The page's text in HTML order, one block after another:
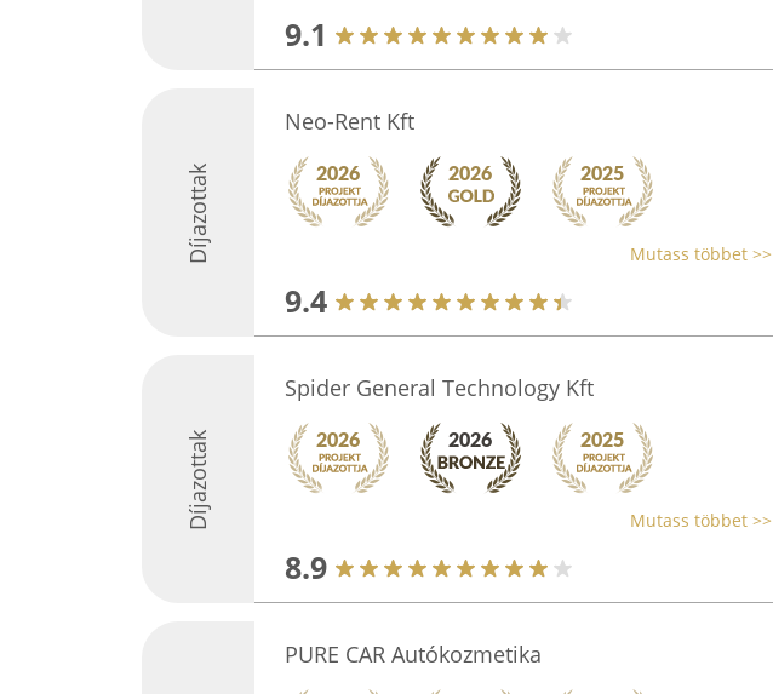
9.1
Díjazottak
Neo-Rent Kft
Mutass többet >>
9.4
Díjazottak
Spider General Technology Kft
Mutass többet >>
8.9
PURE CAR Autókozmetika